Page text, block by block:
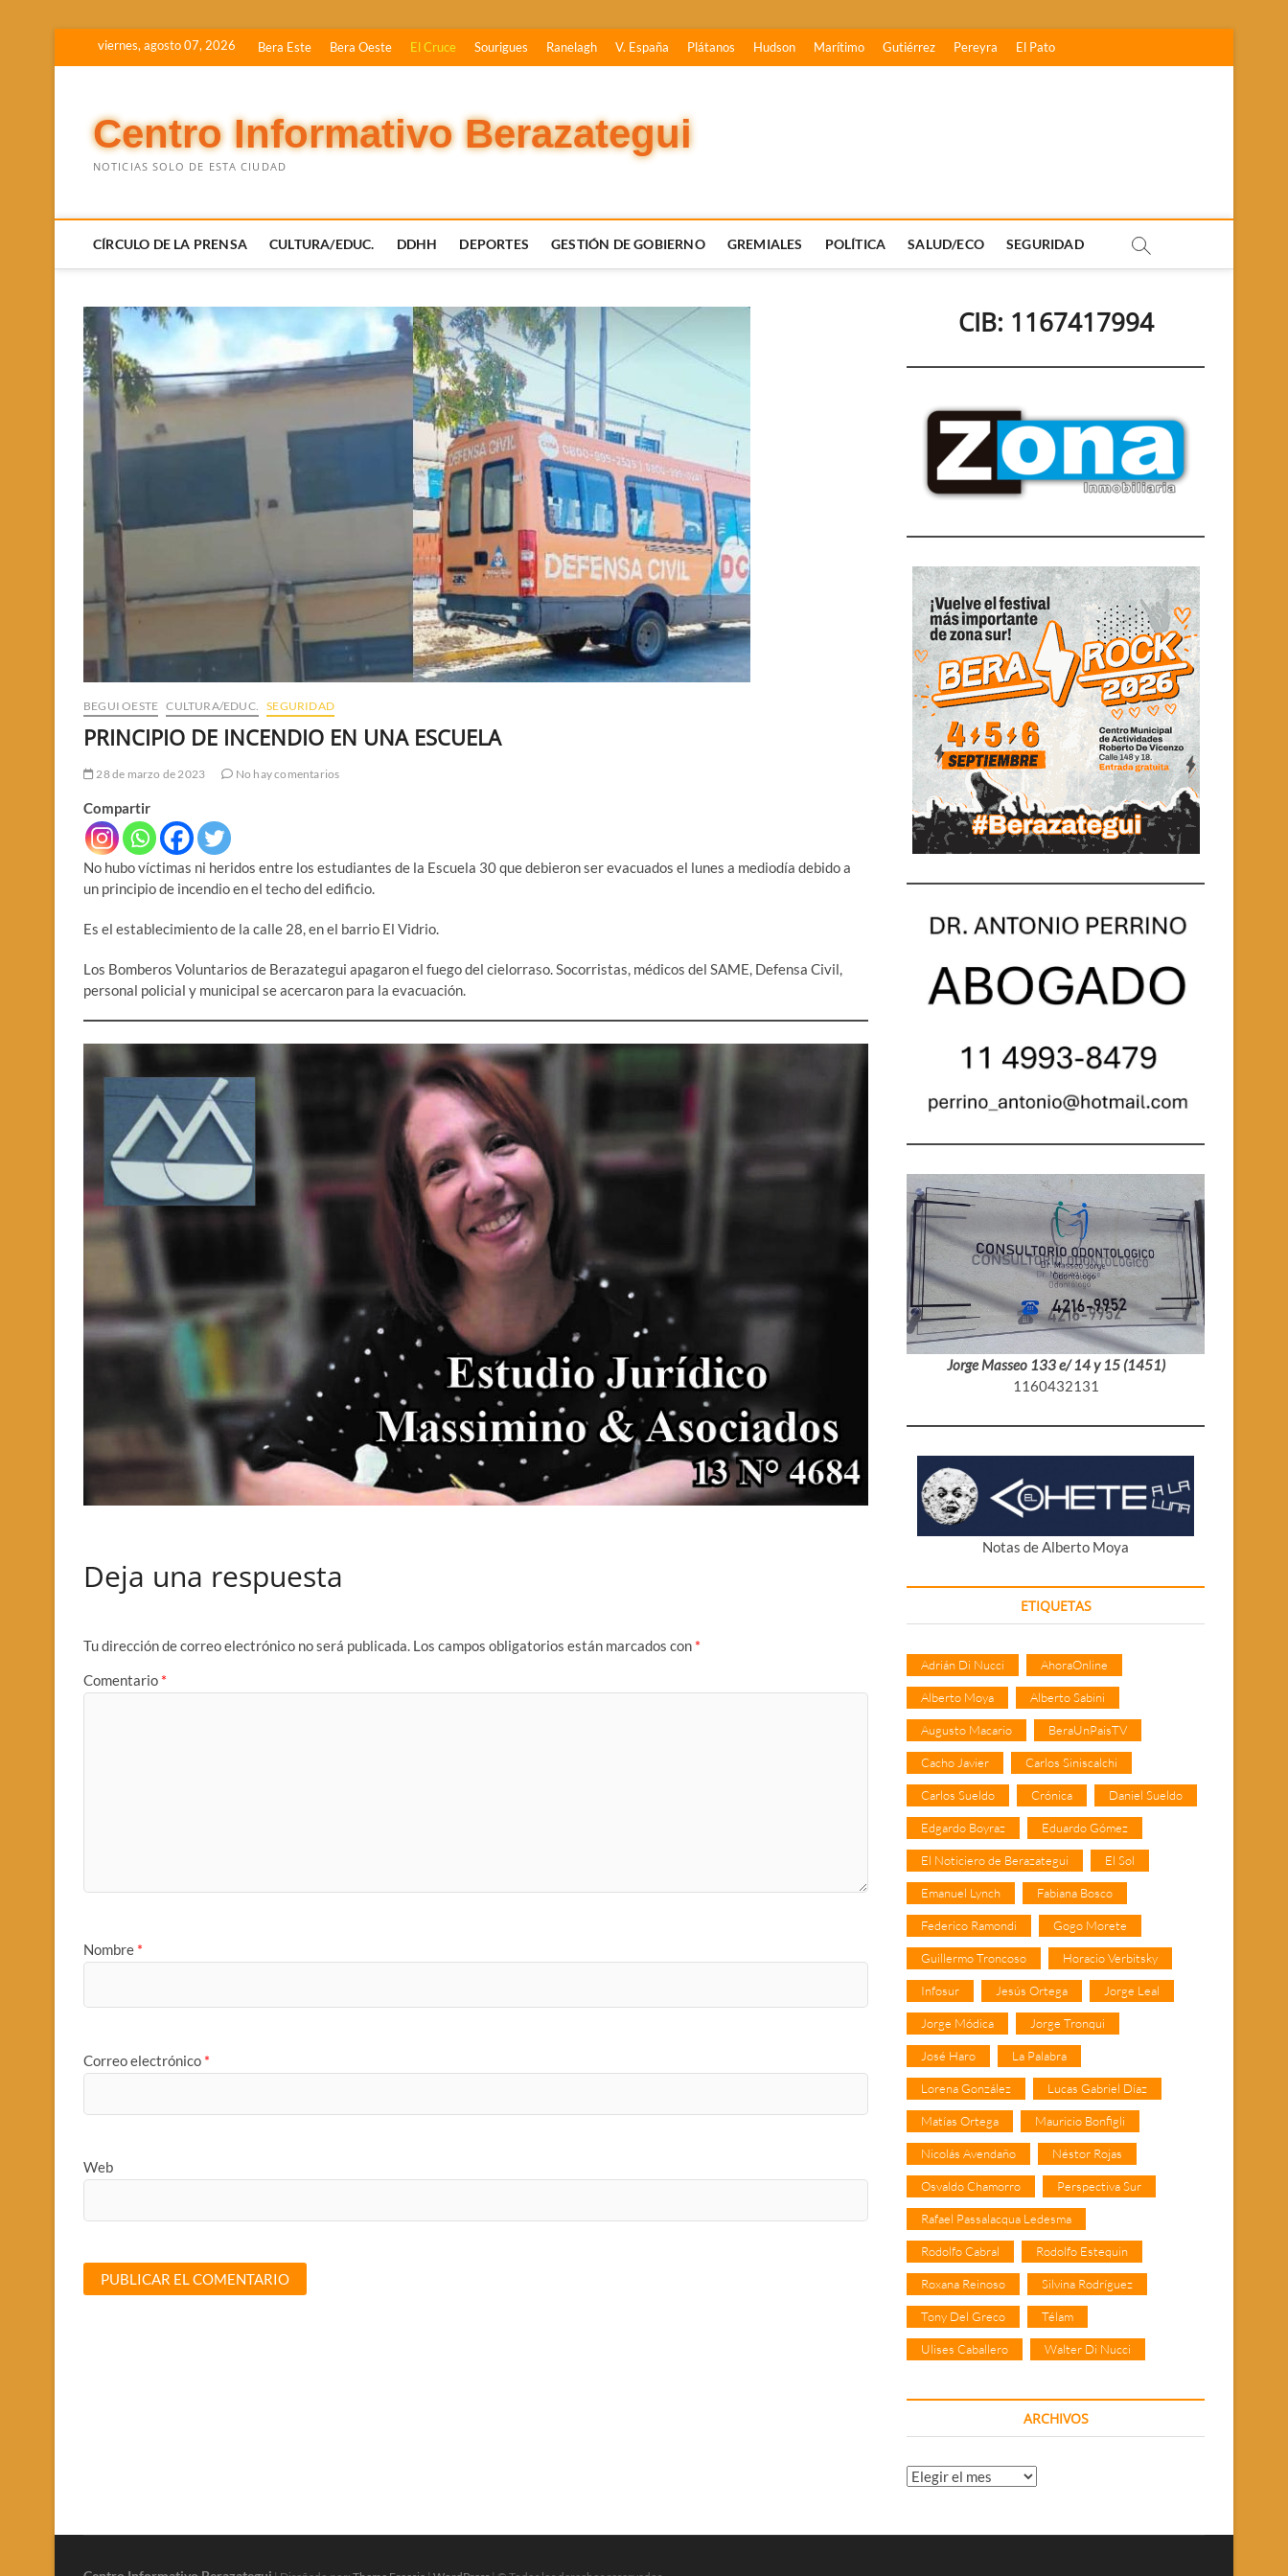
viernes, agosto 07, 2026 Bera Este Bera Oeste El Cruce Sourigues Ranelagh V. España Plátanos Hudson Marítimo Gutiérrez Pereyra El Pato
Centro Informativo Berazategui
NOTICIAS SOLO DE ESTA CIUDAD
CÍRCULO DE LA PRENSA CULTURA/EDUC. DDHH DEPORTES GESTIÓN DE GOBIERNO GREMIALES POLÍTICA SALUD/ECO SEGURIDAD
BEGUI OESTE CULTURA/EDUC. SEGURIDAD
PRINCIPIO DE INCENDIO EN UNA ESCUELA
28 de marzo de 2023 No hay comentarios
Compartir
No hubo víctimas ni heridos entre los estudiantes de la Escuela 30 que debieron ser evacuados el lunes a mediodía debido a
un principio de incendio en el techo del edificio.
Es el establecimiento de la calle 28, en el barrio El Vidrio.
Los Bomberos Voluntarios de Berazategui apagaron el fuego del cielorraso. Socorristas, médicos del SAME, Defensa Civil,
personal policial y municipal se acercaron para la evacuación.
Deja una respuesta
Tu dirección de correo electrónico no será publicada. Los campos obligatorios están marcados con *
Comentario *
Nombre *
Correo electrónico *
Web
CIB: 1167417994
Jorge Masseo 133 e/ 14 y 15 (1451)
1160432131
Notas de Alberto Moya
ETIQUETAS
Adrián Di Nucci AhoraOnline
Alberto Moya Alberto Sabini
Augusto Macario BeraUnPaisTV
Cacho Javier Carlos Siniscalchi
Carlos Sueldo Crónica Daniel Sueldo
Edgardo Boyraz Eduardo Gómez
El Noticiero de Berazategui El Sol
Emanuel Lynch Fabiana Bosco
Federico Ramondi Gogo Morete
Guillermo Troncoso Horacio Verbitsky
Infosur Jesús Ortega Jorge Leal
Jorge Módica Jorge Tronqui
José Haro La Palabra
Lorena González Lucas Gabriel Díaz
Matías Ortega Mauricio Bonfigli
Nicolás Avendaño Néstor Rojas
Osvaldo Chamorro Perspectiva Sur
Rafael Passalacqua Ledesma
Rodolfo Cabral Rodolfo Estequin
Roxana Reinoso Silvina Rodríguez
Tony Del Greco Télam
Ulises Caballero Walter Di Nucci
ARCHIVOS
Archivos